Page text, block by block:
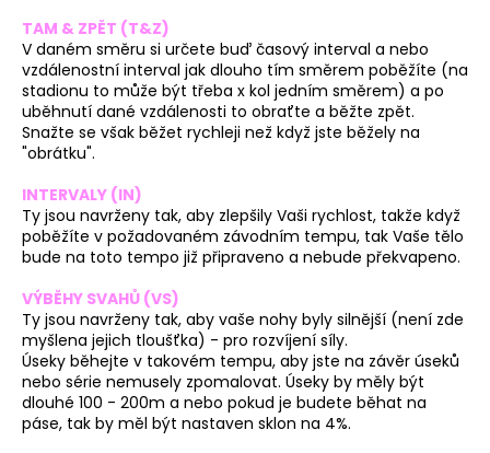
TAM & ZPĚT (T&Z)
V daném směru si určete buď časový interval a nebo
vzdálenostní interval jak dlouho tím směrem poběžíte (na
stadionu to může být třeba x kol jedním směrem) a po
uběhnutí dané vzdálenosti to obraťte a běžte zpět.
Snažte se však běžet rychleji než když jste běžely na
"obrátku".
INTERVALY (IN)
Ty jsou navrženy tak, aby zlepšily Vaši rychlost, takže když
poběžíte v požadovaném závodním tempu, tak Vaše tělo
bude na toto tempo již připraveno a nebude překvapeno.
VÝBĚHY SVAHŮ (VS)
Ty jsou navrženy tak, aby vaše nohy byly silnější (není zde
myšlena jejich tloušťka) - pro rozvíjení síly.
Úseky běhejte v takovém tempu, aby jste na závěr úseků
nebo série nemusely zpomalovat. Úseky by měly být
dlouhé 100 - 200m a nebo pokud je budete běhat na
páse, tak by měl být nastaven sklon na 4%.